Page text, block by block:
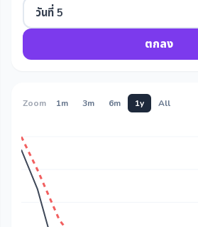
วันที่ 5
ตกลง
Zoom 1m 3m 6m 1y All